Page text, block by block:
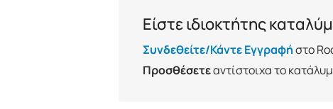
Είστε ιδιοκτήτης
Συνδεθείτε/Κάντε Εγγραφήστο
Προσθέσετεαντίστοιχα το